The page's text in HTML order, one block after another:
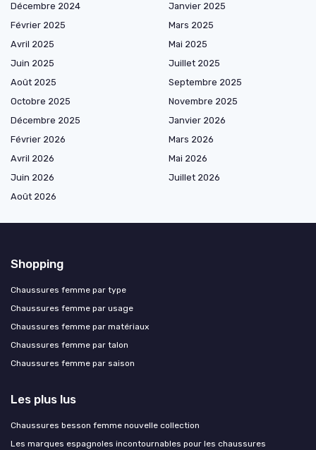
Décembre 2024
Janvier 2025
Février 2025
Mars 2025
Avril 2025
Mai 2025
Juin 2025
Juillet 2025
Août 2025
Septembre 2025
Octobre 2025
Novembre 2025
Décembre 2025
Janvier 2026
Février 2026
Mars 2026
Avril 2026
Mai 2026
Juin 2026
Juillet 2026
Août 2026
Shopping
Chaussures femme par type
Chaussures femme par usage
Chaussures femme par matériaux
Chaussures femme par talon
Chaussures femme par saison
Les plus lus
Chaussures besson femme nouvelle collection
Les marques espagnoles incontournables pour les chaussures